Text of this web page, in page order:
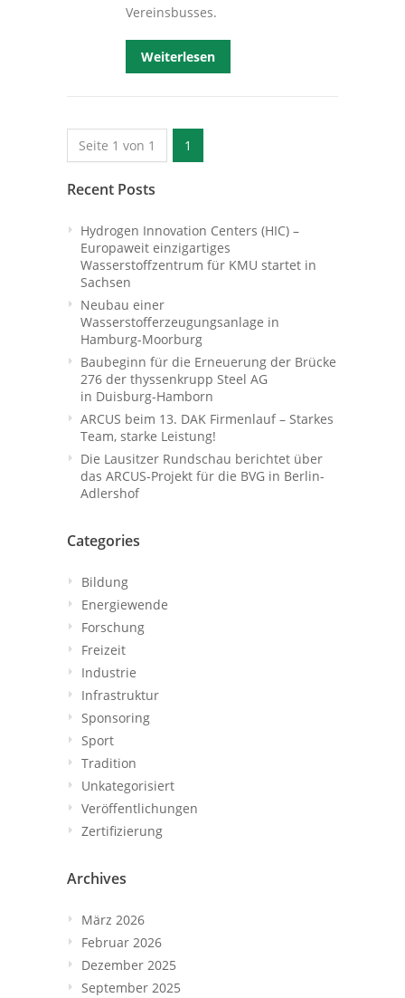
Vereinsbusses.
Weiterlesen
Seite 1 von 1 1
Recent Posts
Hydrogen Innovation Centers (HIC) –
Europaweit einzigartiges
Wasserstoffzentrum für KMU startet in
Sachsen
Neubau einer
Wasserstofferzeugungsanlage in
Hamburg-Moorburg
Baubeginn für die Erneuerung der Brücke
276 der thyssenkrupp Steel AG
in Duisburg-Hamborn
ARCUS beim 13. DAK Firmenlauf – Starkes
Team, starke Leistung!
Die Lausitzer Rundschau berichtet über
das ARCUS-Projekt für die BVG in Berlin-
Adlershof
Categories
Bildung
Energiewende
Forschung
Freizeit
Industrie
Infrastruktur
Sponsoring
Sport
Tradition
Unkategorisiert
Veröffentlichungen
Zertifizierung
Archives
März 2026
Februar 2026
Dezember 2025
September 2025